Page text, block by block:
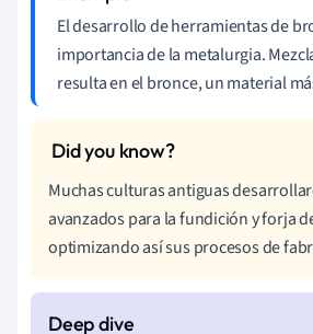
El desarrollo de herramientas de
importancia de la metalurgia.
resulta en el bronce, un material
Muchas culturas antiguas
avanzados para la fundición y forja
optimizando así sus procesos de